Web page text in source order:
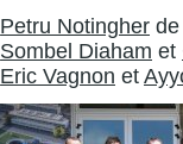
Petru Notingher de
Sombel Diaham et
Eric Vagnon et